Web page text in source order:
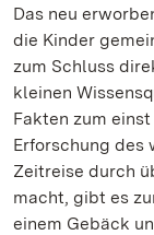
Das neu
die Kinder
zum Schluss
kleinen
Fakten zum
Erforschung des
Zeitreise durch
macht, gibt es
einem Gebäck